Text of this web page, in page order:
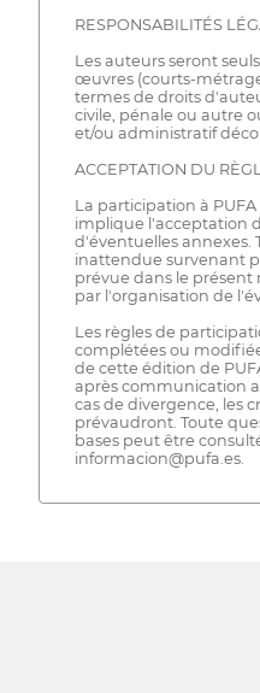
RESPONSABILITÉS
Les auteurs seront
œuvres (courts-
termes de droits
civile, pénale ou autre
et/ou administratif
ACCEPTATION DU
La participation à
implique l'acceptation
d'éventuelles annexes.
inattendue survenant
prévue dans le
par l'organisation de
Les règles de
complétées ou
de cette édition de
après communication
cas de divergence, les
prévaudront. Toute
bases peut être
informacion@pufa.es.